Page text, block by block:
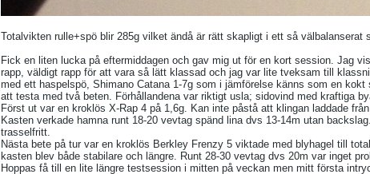
Totalvikten rulle+spö blir 285g vilket ändå är rätt skapligt i ett så välbalanserat
Fick en liten lucka på eftermiddagen och gav mig ut för en kort session. Jag
rapp, väldigt rapp för att vara så lätt klassad och jag var lite tveksam till
med ett haspelspö, Shimano Catana 1-7g som i jämförelse känns som en
att testa med två beten. Förhållandena var riktigt usla; sidovind med kraftiga
Först ut var en kroklös X-Rap 4 på 1,6g. Kan inte påstå att klingan laddade
Kasten verkade hamna runt 18-20 vevtag spänd lina dvs 13-14m utan
trasselfritt.
Nästa bete på tur var en kroklös Berkley Frenzy 5 viktade med blyhagel till
kasten blev både stabilare och längre. Runt 28-30 vevtag dvs 20m var inget
Hoppas få till en lite längre testsession i mitten på veckan men mitt första